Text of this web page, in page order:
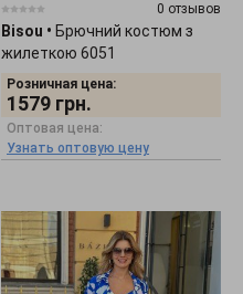
0 отзывов
Bisou • Брючний костюм з
жилеткою 6051
Розничная цена:
1579 грн.
Оптовая цена:
Узнать оптовую цену